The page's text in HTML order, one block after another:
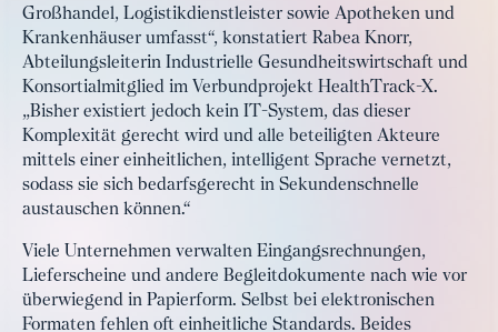
Großhandel, Logistikdienstleister sowie Apotheken und
Krankenhäuser umfasst“, konstatiert Rabea Knorr,
Abteilungsleiterin Industrielle Gesundheitswirtschaft und
Konsortialmitglied im Verbundprojekt HealthTrack-X.
„Bisher existiert jedoch kein IT-System, das dieser
Komplexität gerecht wird und alle beteiligten Akteure
mittels einer einheitlichen, intelligent Sprache vernetzt,
sodass sie sich bedarfsgerecht in Sekundenschnelle
austauschen können.“
Viele Unternehmen verwalten Eingangsrechnungen,
Lieferscheine und andere Begleitdokumente nach wie vor
überwiegend in Papierform. Selbst bei elektronischen
Formaten fehlen oft einheitliche Standards. Beides